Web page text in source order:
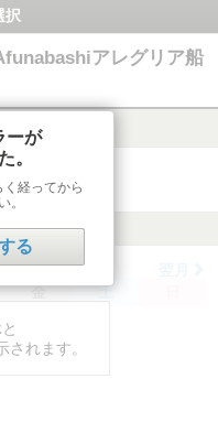
択
アレグリア船
金 土
れます。
ーが
。
経ってから
。
る